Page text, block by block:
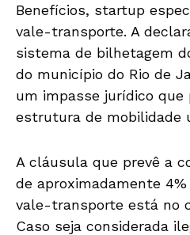
Benefícios, startup
vale-transporte. A
sistema de bilhetagem
do município do Rio de
um impasse jurídico
estrutura de mobilidade
A cláusula que prevê a
de aproximadamente
vale-transporte está no
Caso seja considerada